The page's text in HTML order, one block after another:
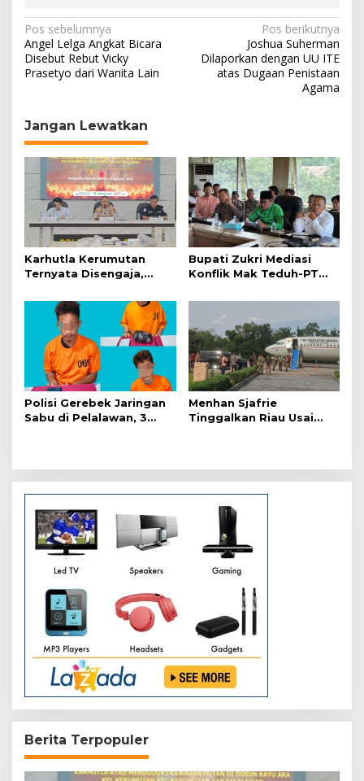
N
a
v
g
a
s
p
s
Pos sebelumnya
Angel Lelga Angkat Bicara
Disebut Rebut Vicky
Prasetyo dari Wanita Lain
Pos berikutnya
Joshua Suherman
Dilaporkan dengan UU ITE
atas Dugaan Penistaan
Agama
Jangan Lewatkan
Karhutla Kerumutan
Ternyata Disengaja,
Pembakar Lahan
Bupati Zukri Mediasi
Konflik Mak Teduh-PT
Polisi Gerebek Jaringan
Sabu di Pelalawan, 3
Menhan Sjafrie
Tinggalkan Riau Usai
Berita Terpopuler